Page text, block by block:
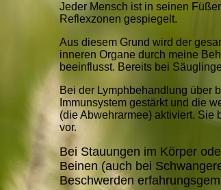
Jeder Mensch ist in seinen
Reflexzonen gespiegelt.
Aus diesem Grund wird der
inneren Organe durch meine
beeinflusst. Bereits bei
Bei der Lymphbehandlung über
Immunsystem gestärkt und die
(die Abwehrarmee) aktiviert. Sie
vor.
Bei Stauungen im Körper
Beinen (auch bei
Beschwerden